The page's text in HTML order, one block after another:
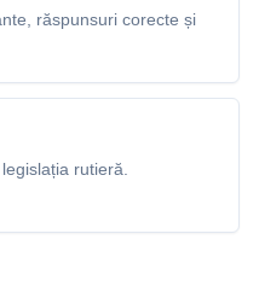
răspunsuri corecte și
rutieră.